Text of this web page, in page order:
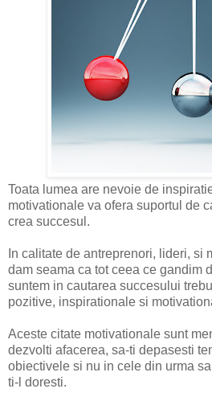
Toata lumea are nevoie de
motivationale va ofera suportul de
crea succesul.
In calitate de antreprenori, lideri, si
dam seama ca tot ceea ce gandim
suntem in cautarea succesului
pozitive, inspirationale si
Aceste citate motivationale sunt
dezvolti afacerea, sa-ti depasesti
obiectivele si nu in cele din urma
ti-l doresti.